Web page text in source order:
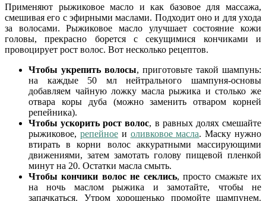
Применяют рыжиковое масло и как базовое для массажа,
смешивая его с эфирными маслами. Подходит оно и для ухода
за волосами. Рыжиковое масло улучшает состояние кожи
головы, прекрасно борется с секущимися кончиками и
провоцирует рост волос. Вот несколько рецептов.
Чтобы укрепить волосы, приготовьте такой шампунь:
на каждые 50 мл нейтрального шампуня-основы
добавляем чайную ложку масла рыжика и столько же
отвара коры дуба (можно заменить отваром корней
репейника).
Чтобы ускорить рост волос, в равных долях смешайте
рыжиковое, репейноеи оливковое масла. Маску нужно
втирать в корни волос аккуратными массирующими
движениями, затем замотать голову пищевой пленкой
минут на 20. Остатки масла смыть.
Чтобы кончики волос не секлись, просто смажьте их
на ночь маслом рыжика и замотайте, чтобы не
запачкаться. Утром хорошенько промойте шампунем.